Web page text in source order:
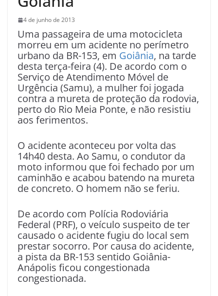
4 de junho de 2013
Uma passageira de uma motocicleta
morreu em um acidente no perímetro
urbano da BR-153, em Goiânia, na tarde
desta terça-feira (4). De acordo com o
Serviço de Atendimento Móvel de
Urgência (Samu), a mulher foi jogada
contra a mureta de proteção da rodovia,
perto do Rio Meia Ponte, e não resistiu
aos ferimentos.
O acidente aconteceu por volta das
14h40 desta. Ao Samu, o condutor da
moto informou que foi fechado por um
caminhão e acabou batendo na mureta
de concreto. O homem não se feriu.
De acordo com Polícia Rodoviária
Federal (PRF), o veículo suspeito de ter
causado o acidente fugiu do local sem
prestar socorro. Por causa do acidente,
a pista da BR-153 sentido Goiânia-
Anápolis ficou congestionada
congestionada.